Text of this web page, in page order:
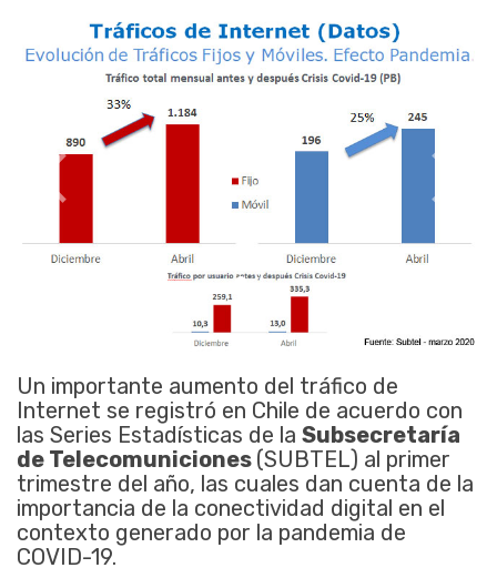
Un importante aumento del tráfico de
Internet se registró en Chile de acuerdo con
las Series Estadísticas de la Subsecretaría
de Telecomuniciones (SUBTEL) al primer
trimestre del año, las cuales dan cuenta de la
importancia de la conectividad digital en el
contexto generado por la pandemia de
COVID-19.